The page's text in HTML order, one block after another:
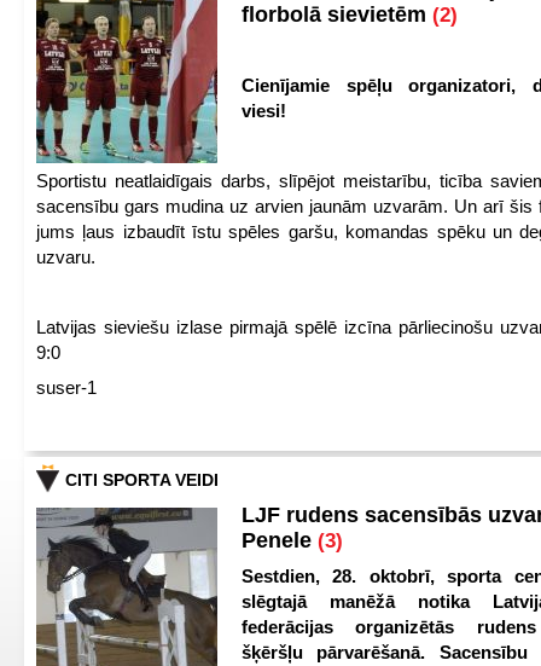
florbolā sievietēm (2)
Cienījamie spēļu organizatori,
viesi!
Sportistu neatlaidīgais darbs, slīpējot meistarību, ticība
sacensību gars mudina uz arvien jaunām uzvarām. Un arī šis
jums ļaus izbaudīt īstu spēles garšu, komandas spēku un
uzvaru.
Latvijas sieviešu izlase pirmajā spēlē izcīna pārliecinošu
9:0
suser-1
CITI SPORTA VEIDI
LJF rudens sacensībās
Penele (3)
Sestdien, 28. oktobrī, sporta
slēgtajā manēžā notika
federācijas organizētās
šķēršļu pārvarēšanā. Sacensību